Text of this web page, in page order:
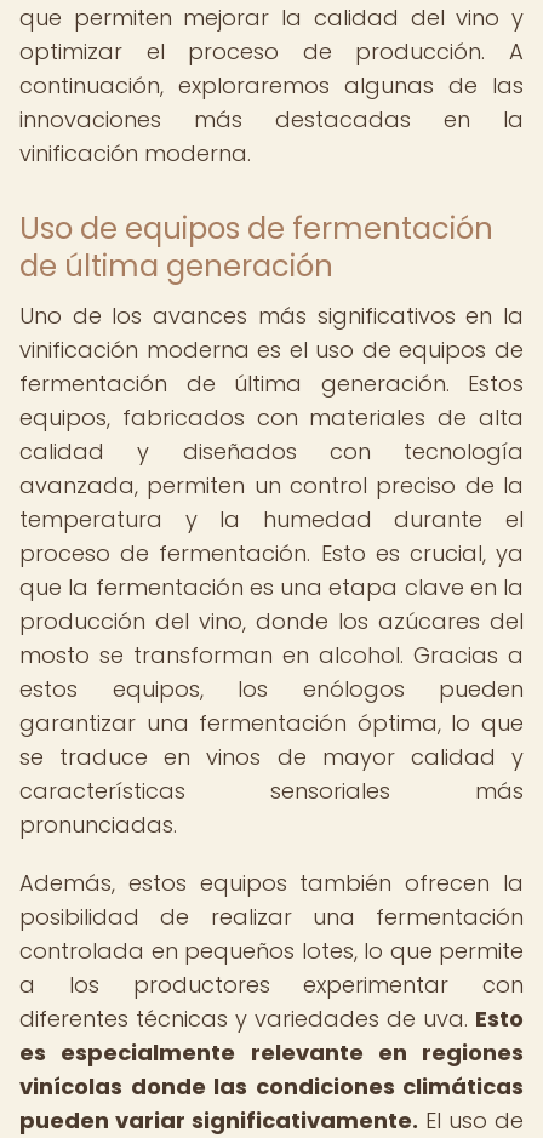
que permiten mejorar la calidad del vino y
optimizar el proceso de producción. A
continuación, exploraremos algunas de las
innovaciones más destacadas en la
vinificación moderna.
Uso de equipos de fermentación
de última generación
Uno de los avances más significativos en la
vinificación moderna es el uso de equipos de
fermentación de última generación. Estos
equipos, fabricados con materiales de alta
calidad y diseñados con tecnología
avanzada, permiten un control preciso de la
temperatura y la humedad durante el
proceso de fermentación. Esto es crucial, ya
que la fermentación es una etapa clave en la
producción del vino, donde los azúcares del
mosto se transforman en alcohol. Gracias a
estos equipos, los enólogos pueden
garantizar una fermentación óptima, lo que
se traduce en vinos de mayor calidad y
características sensoriales más
pronunciadas.
Además, estos equipos también ofrecen la
posibilidad de realizar una fermentación
controlada en pequeños lotes, lo que permite
a los productores experimentar con
diferentes técnicas y variedades de uva. Esto
es especialmente relevante en regiones
vinícolas donde las condiciones climáticas
pueden variar significativamente. El uso de